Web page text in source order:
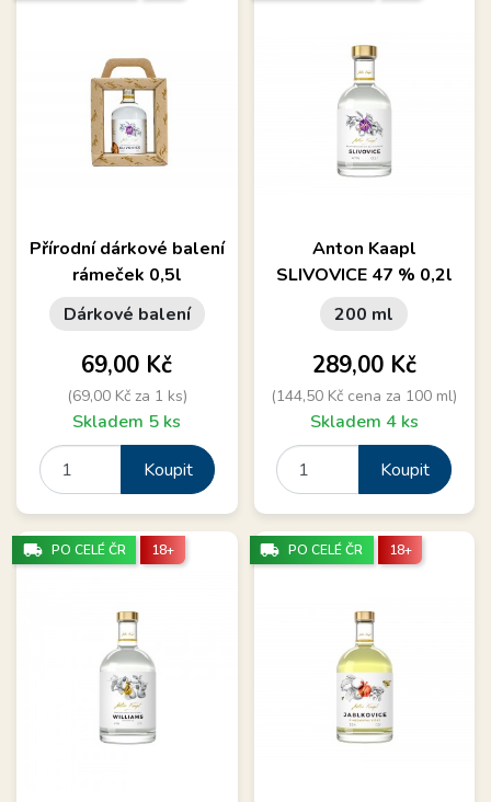
Přírodní dárkové balení
rámeček 0,5l
Dárkové balení
Cena
69,00 Kč
(69,00 Kč za 1 ks)
Skladem 5 ks
Koupit
Anton Kaapl
SLIVOVICE 47 % 0,2l
200 ml
Cena
289,00 Kč
(144,50 Kč cena za 100 ml)
Skladem 4 ks
Koupit
local_shipping PO CELÉ ČR 18+ local_shipping PO CELÉ ČR 18+